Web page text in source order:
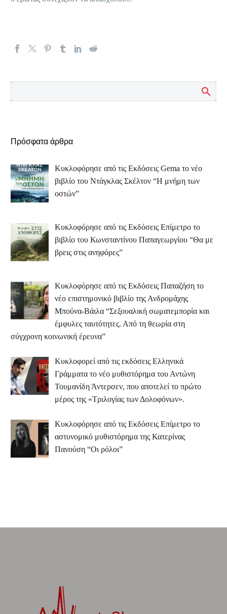
Πρόσφατα άρθρα
Κυκλοφόρησε από τις Εκδόσεις Gema το νέο
βιβλίο του Ντάγκλας Σκέλτον “Η μνήμη των
οστών”
Κυκλοφόρησε από τις Εκδόσεις Επίμετρο το
βιβλίο του Κωνσταντίνου Παπαγεωργίου “Θα με
βρεις στις ανηφόρες”
Κυκλοφόρησε από τις Εκδόσεις Παπαζήση το
νέο επιστημονικό βιβλίο της Ανδρομάχης
Μπούνα-Βάιλα “Σεξουαλική σωματεμπορία και
έμφυλες ταυτότητες. Από τη θεωρία στη
σύγχρονη κοινωνική έρευνα”
Κυκλοφορεί από τις εκδόσεις Ελληνικά
Γράμματα το νέο μυθιστόρημα του Αντώνη
Τουμανίδη Άντερσεν, που αποτελεί το πρώτο
μέρος της «Τριλογίας των Δολοφόνων».
Κυκλοφόρησε από τις Εκδόσεις Επίμετρο το
αστυνομικό μυθιστόρημα της Κατερίνας
Πανούση “Οι ρόλοι”